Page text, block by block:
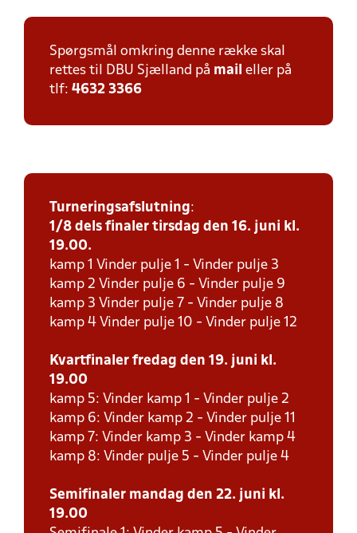
Spørgsmål omkring denne række skal
rettes til DBU Sjælland på mail eller på
tlf: 4632 3366
Turneringsafslutning:
1/8 dels finaler tirsdag den 16. juni kl.
19.00.
kamp 1 Vinder pulje 1 - Vinder pulje 3
kamp 2 Vinder pulje 6 - Vinder pulje 9
kamp 3 Vinder pulje 7 - Vinder pulje 8
kamp 4 Vinder pulje 10 - Vinder pulje 12
Kvartfinaler fredag den 19. juni kl.
19.00
kamp 5: Vinder kamp 1 - Vinder pulje 2
kamp 6: Vinder kamp 2 - Vinder pulje 11
kamp 7: Vinder kamp 3 - Vinder kamp 4
kamp 8: Vinder pulje 5 - Vinder pulje 4
Semifinaler mandag den 22. juni kl.
19.00